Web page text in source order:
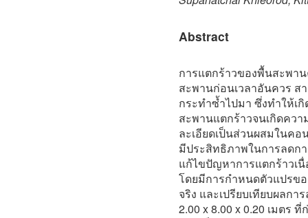
Abstract
การแตกร้าวของพื้นสะพ
สะพานก่อนเวลาอันควร ส
กระทำซ้ำไปมา ซึ่งทำให้เ
สะพานแตกร้าวจนเกิดควา
ละเอียดเป็นส่วนผสมในค
มีประสิทธิภาพในการลดก
แก้ไขปัญหาการแตกร้าวเ
โดยมีการกำหนดตัวแปรข
จริง และเปรียบเทียบผลก
2.00 x 8.00 x 0.20 เมตร